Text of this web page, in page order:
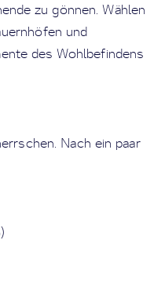
zu gönnen. Wählen
und
des Wohlbefindens
Nach ein paar